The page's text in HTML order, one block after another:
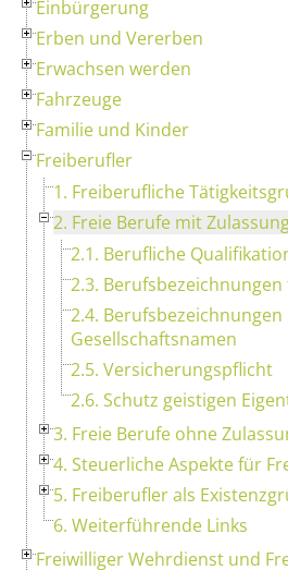
Einbürgerung
Erben und Vererben
Erwachsen werden
Fahrzeuge
Familie und Kinder
Freiberufler
1. Freiberufliche
2. Freie Berufe mit
2.1. Berufliche
2.3.
2.4. Berufsbezeichnungen
Gesellschaftsnamen
2.5. Versicherungspflicht
2.6. Schutz geistigen
3. Freie Berufe ohne
4. Steuerliche Aspekte für
5. Freiberufler als
6. Weiterführende Links
Freiwilliger Wehrdienst und